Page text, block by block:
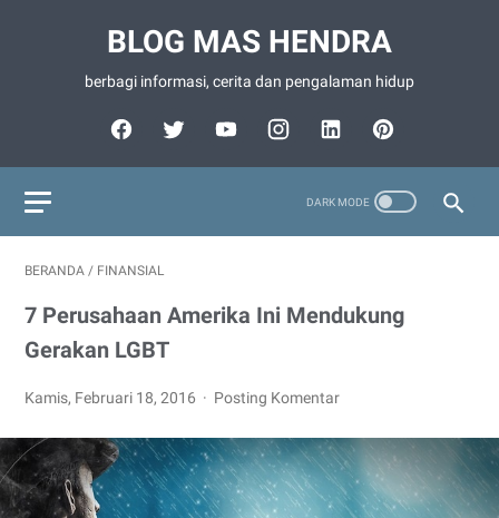
BLOG MAS HENDRA
berbagi informasi, cerita dan pengalaman hidup
BERANDA / FINANSIAL
7 Perusahaan Amerika Ini Mendukung
Gerakan LGBT
Kamis, Februari 18, 2016 Posting Komentar